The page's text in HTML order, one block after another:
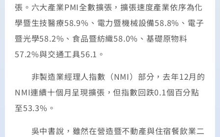
張。六大產業PMI全數擴張，擴張速度產業依序為化
學暨生技醫療58.9%、電力暨機械設備58.8%、電子
暨光學58.2%、食品暨紡織58.0%、基礎原物料
57.2%與交通工具56.1。
非製造業經理人指數（NMI）部分，去年12月的
NMI連續十個月呈現擴張，但指數回跌0.1個百分點
至53.3%。
吳中書說，雖然在營造暨不動產與住宿餐飲業二